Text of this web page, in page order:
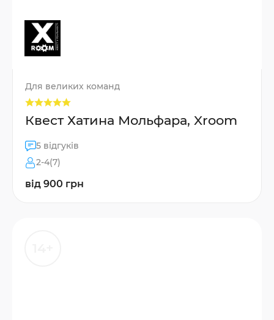
Для великих команд
Квест Хатина Мольфара, Xroom
5 відгуків
2-4(7)
від 900 грн